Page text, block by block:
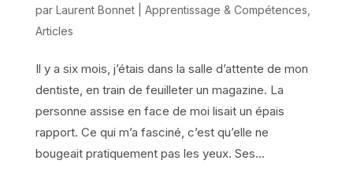
par Laurent Bonnet| Apprentissage & Compétences
Articles
Il y a six mois, j’étais dans la salle d’attente de mon
dentiste, en train de feuilleter un magazine. La
personne assise en face de moi lisait un épais
rapport. Ce qui m’a fasciné, c’est qu’elle ne
bougeait pratiquement pas les yeux. Ses...